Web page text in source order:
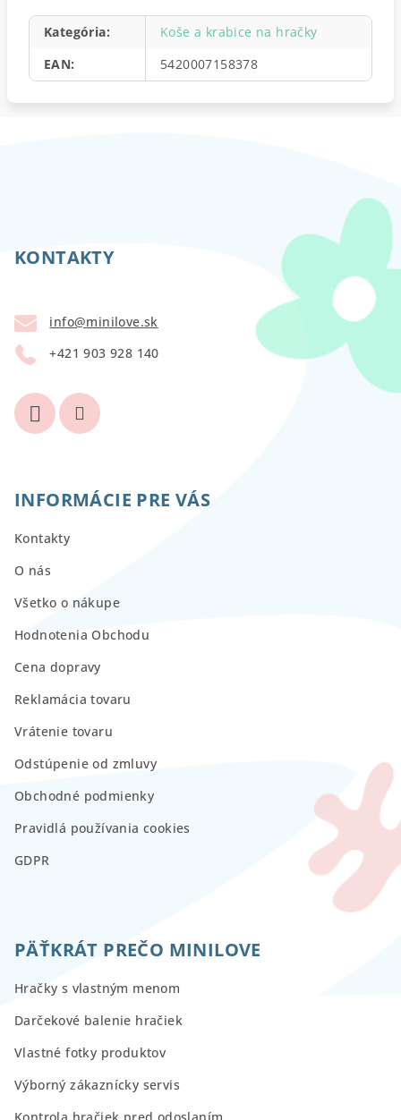
Kategória:
Koše a krabice na hračky
EAN: 5420007158378
KONTAKTY
info@minilove.sk
+421 903 928 140
INFORMÁCIE PRE VÁS
Kontakty
O nás
Všetko o nákupe
Hodnotenia Obchodu
Cena dopravy
Reklamácia tovaru
Vrátenie tovaru
Odstúpenie od zmluvy
Obchodné podmienky
Pravidlá používania cookies
GDPR
PÄŤKRÁT PREČO MINILOVE
Hračky s vlastným menom
Darčekové balenie hračiek
Vlastné fotky produktov
Výborný zákaznícky servis